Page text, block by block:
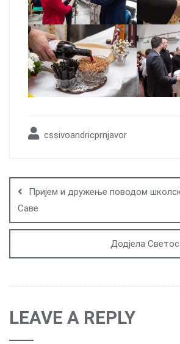
cssivoandricprnjavor
navigation
Пријем и дружење поводом
Саве
Додјела
LEAVE A REPLY